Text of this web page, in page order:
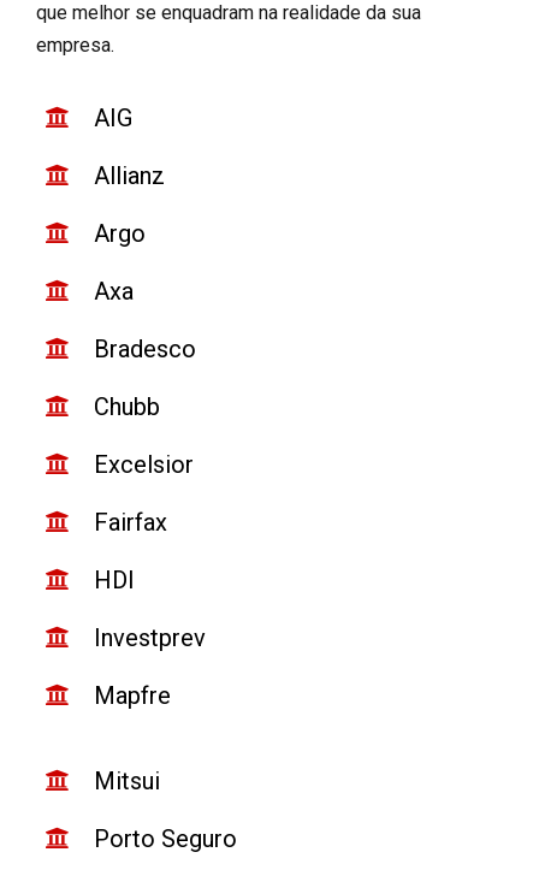
que melhor se enquadram na realidade da sua
empresa.
AIG
Allianz
Argo
Axa
Bradesco
Chubb
Excelsior
Fairfax
HDI
Investprev
Mapfre
Mitsui
Porto Seguro